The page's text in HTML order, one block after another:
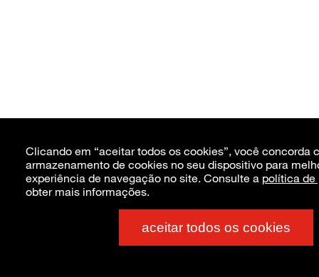
Clicando em “aceitar todos os cookies”, você concorda
armazenamento de cookies no seu dispositivo para
experiência de navegação no site. Consulte a política de
obter mais informações.
aceitar todos os cookies